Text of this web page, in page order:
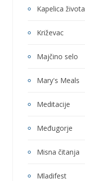
Kapelica života
Križevac
Majčino selo
Mary's Meals
Meditacije
Međugorje
Misna čitanja
Mladifest